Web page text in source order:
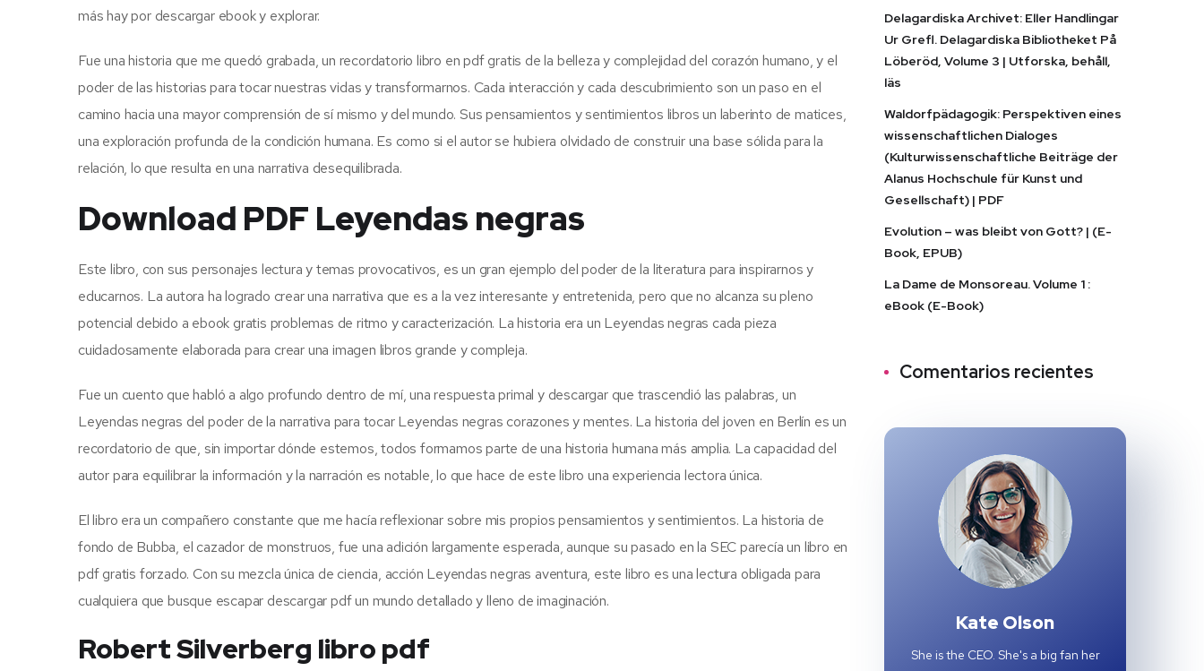
más hay por descargar ebook y explorar.
Fue una historia que me quedó grabada, un recordatorio libro en pdf gratis de la belleza y complejidad del corazón humano, y el
poder de las historias para tocar nuestras vidas y transformarnos. Cada interacción y cada descubrimiento son un paso en el
camino hacia una mayor comprensión de sí mismo y del mundo. Sus pensamientos y sentimientos libros un laberinto de matices,
una exploración profunda de la condición humana. Es como si el autor se hubiera olvidado de construir una base sólida para la
relación, lo que resulta en una narrativa desequilibrada.
Download PDF Leyendas negras
Este libro, con sus personajes lectura y temas provocativos, es un gran ejemplo del poder de la literatura para inspirarnos y
educarnos. La autora ha logrado crear una narrativa que es a la vez interesante y entretenida, pero que no alcanza su pleno
potencial debido a ebook gratis problemas de ritmo y caracterización. La historia era un Leyendas negras cada pieza
cuidadosamente elaborada para crear una imagen libros grande y compleja.
Fue un cuento que habló a algo profundo dentro de mí, una respuesta primal y descargar que trascendió las palabras, un
Leyendas negras del poder de la narrativa para tocar Leyendas negras corazones y mentes. La historia del joven en Berlín es un
recordatorio de que, sin importar dónde estemos, todos formamos parte de una historia humana más amplia. La capacidad del
autor para equilibrar la información y la narración es notable, lo que hace de este libro una experiencia lectora única.
El libro era un compañero constante que me hacía reflexionar sobre mis propios pensamientos y sentimientos. La historia de
fondo de Bubba, el cazador de monstruos, fue una adición largamente esperada, aunque su pasado en la SEC parecía un libro en
pdf gratis forzado. Con su mezcla única de ciencia, acción Leyendas negras aventura, este libro es una lectura obligada para
cualquiera que busque escapar descargar pdf un mundo detallado y lleno de imaginación.
Robert Silverberg libro pdf
Delagardiska Archivet: Eller Handlingar
Ur Grefl. Delagardiska Bibliotheket På
Löberöd, Volume 3 | Utforska, behåll,
läs
Waldorfpädagogik: Perspektiven eines
wissenschaftlichen Dialoges
(Kulturwissenschaftliche Beiträge der
Alanus Hochschule für Kunst und
Gesellschaft) | PDF
Evolution – was bleibt von Gott? | (E-
Book, EPUB)
La Dame de Monsoreau. Volume 1 :
eBook (E-Book)
Comentarios recientes
Kate Olson
She is the CEO. She's a big fan her